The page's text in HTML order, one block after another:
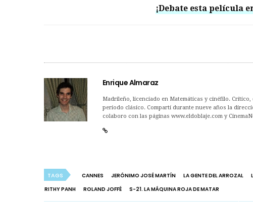
¡Debate esta película
Enrique Almaraz
Madrileño, licenciado en Matemáticas y cinéfilo.
período clásico. Compartí durante nueve años la
colaboro con las páginas www.eldoblaje.com y
TAGS CANNES JERÓNIMO JOSÉ MARTÍN LA GENTE DEL ARROZAL
RITHY PANH
ROLAND JOFFÉ S-21. LA MÁQUINA ROJA DE MATAR